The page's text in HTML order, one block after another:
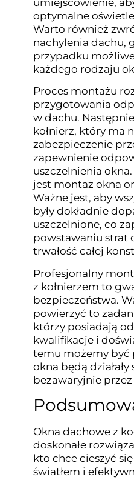
optymalne
Warto również
nachylenia dachu,
przypadku
każdego rodzaju
Proces montażu
przygotowania
w dachu.
kołnierz, który ma
zabezpieczenie
zapewnienie
uszczelnienia
jest montaż okna
Ważne jest, aby
były dokładnie
uszczelnione, co
powstawaniu strat
trwałość całej
Profesjonalny
z kołnierzem to
bezpieczeństwa.
powierzyć to
którzy posiadają
kwalifikacje i
temu możemy być
okna będą działały
bezawaryjnie
Okna dachowe z
doskonałe
kto chce cieszyć
światłem i